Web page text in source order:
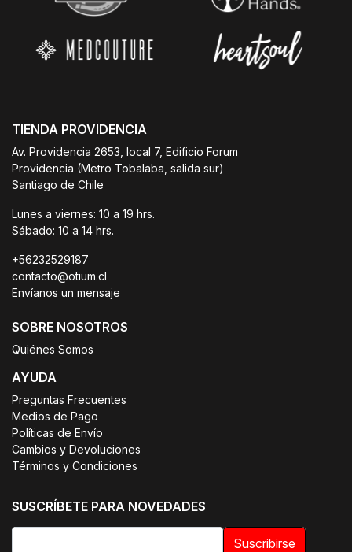
TIENDA PROVIDENCIA
Av. Providencia 2653, local 7, Edificio Forum
Providencia (Metro Tobalaba, salida sur)
Santiago de Chile
Lunes a viernes: 10 a 19 hrs.
Sábado: 10 a 14 hrs.
+56232529187
contacto@otium.cl
Envíanos un mensaje
SOBRE NOSOTROS
Quiénes Somos
AYUDA
Preguntas Frecuentes
Medios de Pago
Políticas de Envío
Cambios y Devoluciones
Términos y Condiciones
SUSCRÍBETE PARA NOVEDADES
Suscribirse